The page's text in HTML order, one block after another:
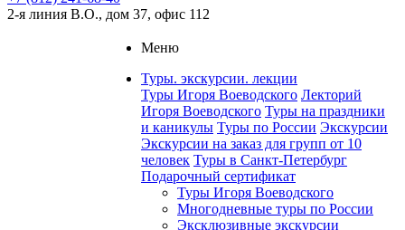
2-я линия В.О., дом 37, офис 112
Меню
Туры. экскурсии. лекции
Туры Игоря Воеводского Лекторий
Игоря Воеводского Туры на праздники
и каникулы Туры по России Экскурсии
Экскурсии на заказ для групп от 10
человек Туры в Санкт-Петербург
Подарочный сертификат
Туры Игоря Воеводского
Многодневные туры по России
Эксклюзивные экскурсии